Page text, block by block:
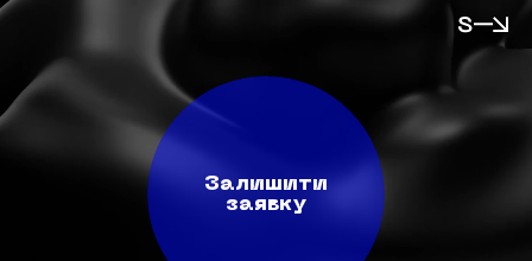
Залишити
заявку